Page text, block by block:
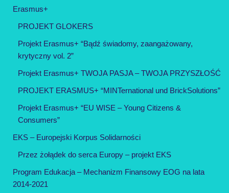
Erasmus+
PROJEKT GLOKERS
Projekt Erasmus+ “Bądź świadomy, zaangażowany,
krytyczny vol. 2”
Projekt Erasmus+ TWOJA PASJA – TWOJA PRZYSZŁOŚĆ
PROJEKT ERASMUS+ “MINTernational und BrickSolutions”
Projekt Erasmus+ “EU WISE – Young Citizens &
Consumers”
EKS – Europejski Korpus Solidarności
Przez żołądek do serca Europy – projekt EKS
Program Edukacja – Mechanizm Finansowy EOG na lata
2014-2021